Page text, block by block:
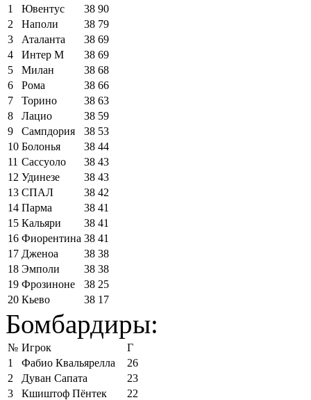
1
Ювентус 38 90
2
Наполи 38 79
3
Аталанта 38 69
4
Интер М 38 69
5
Милан 38 68
6
Рома 38 66
7
Торино 38 63
8
Лацио 38 59
9
Сампдория 38 53
10 Болонья 38 44
11 Сассуоло 38 43
12 Удинезе 38 43
13 СПАЛ 38 42
14 Парма 38 41
15 Кальяри 38 41
16 Фиорентина 38 41
17 Дженоа 38 38
18 Эмполи 38 38
19 Фрозиноне 38 25
20 Кьево 38 17
Бомбардиры:
№ Игрок
Г
1
Фабио Квальярелла
26
2
Дуван Сапата
23
3
Кшиштоф Пёнтек
22